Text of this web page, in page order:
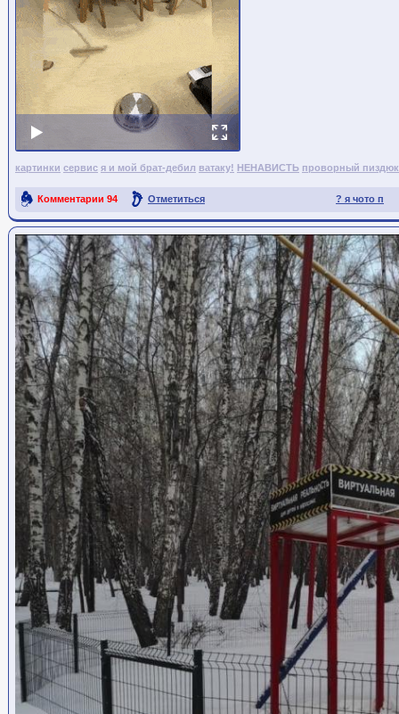
картинки сервис я и мой брат-дебил ватаку! НЕНАВИСТЬ проворный пиздюк
? я чото п
Комментарии 94 Отметиться
Ссылка на пост